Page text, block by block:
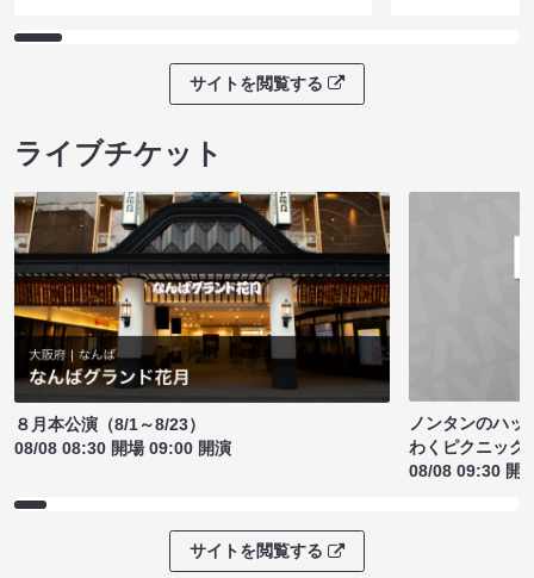
サイトを閲覧する
ライブチケット
８月本公演（8/1～8/23）
08/08 08:30 開場 09:00 開演
ノンタンのハッ
わくピクニック
08/08 09:30 開
サイトを閲覧する